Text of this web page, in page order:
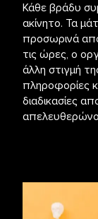
Κάθε βράδυ
ακίνητο. Τα
προσωρινά
τις ώρες, ο
άλλη στιγμή
πληροφορίες
διαδικασίες